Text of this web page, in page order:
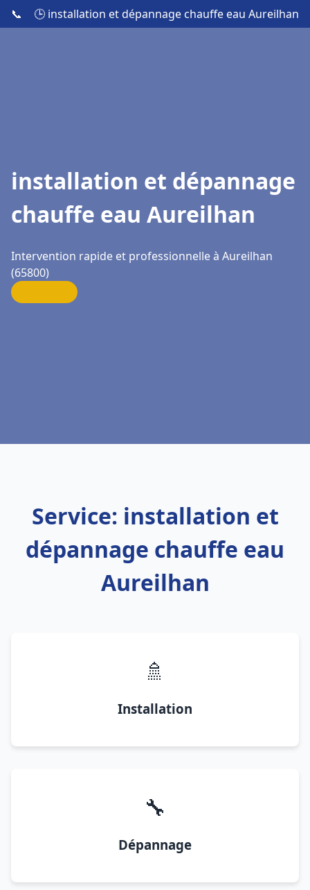
📞 🕒 installation et dépannage chauffe eau Aureilhan
installation et dépannage
chauffe eau Aureilhan
Intervention rapide et professionnelle à Aureilhan
(65800)
Service: installation et
dépannage chauffe eau
Aureilhan
🚿
Installation
🔧
Dépannage